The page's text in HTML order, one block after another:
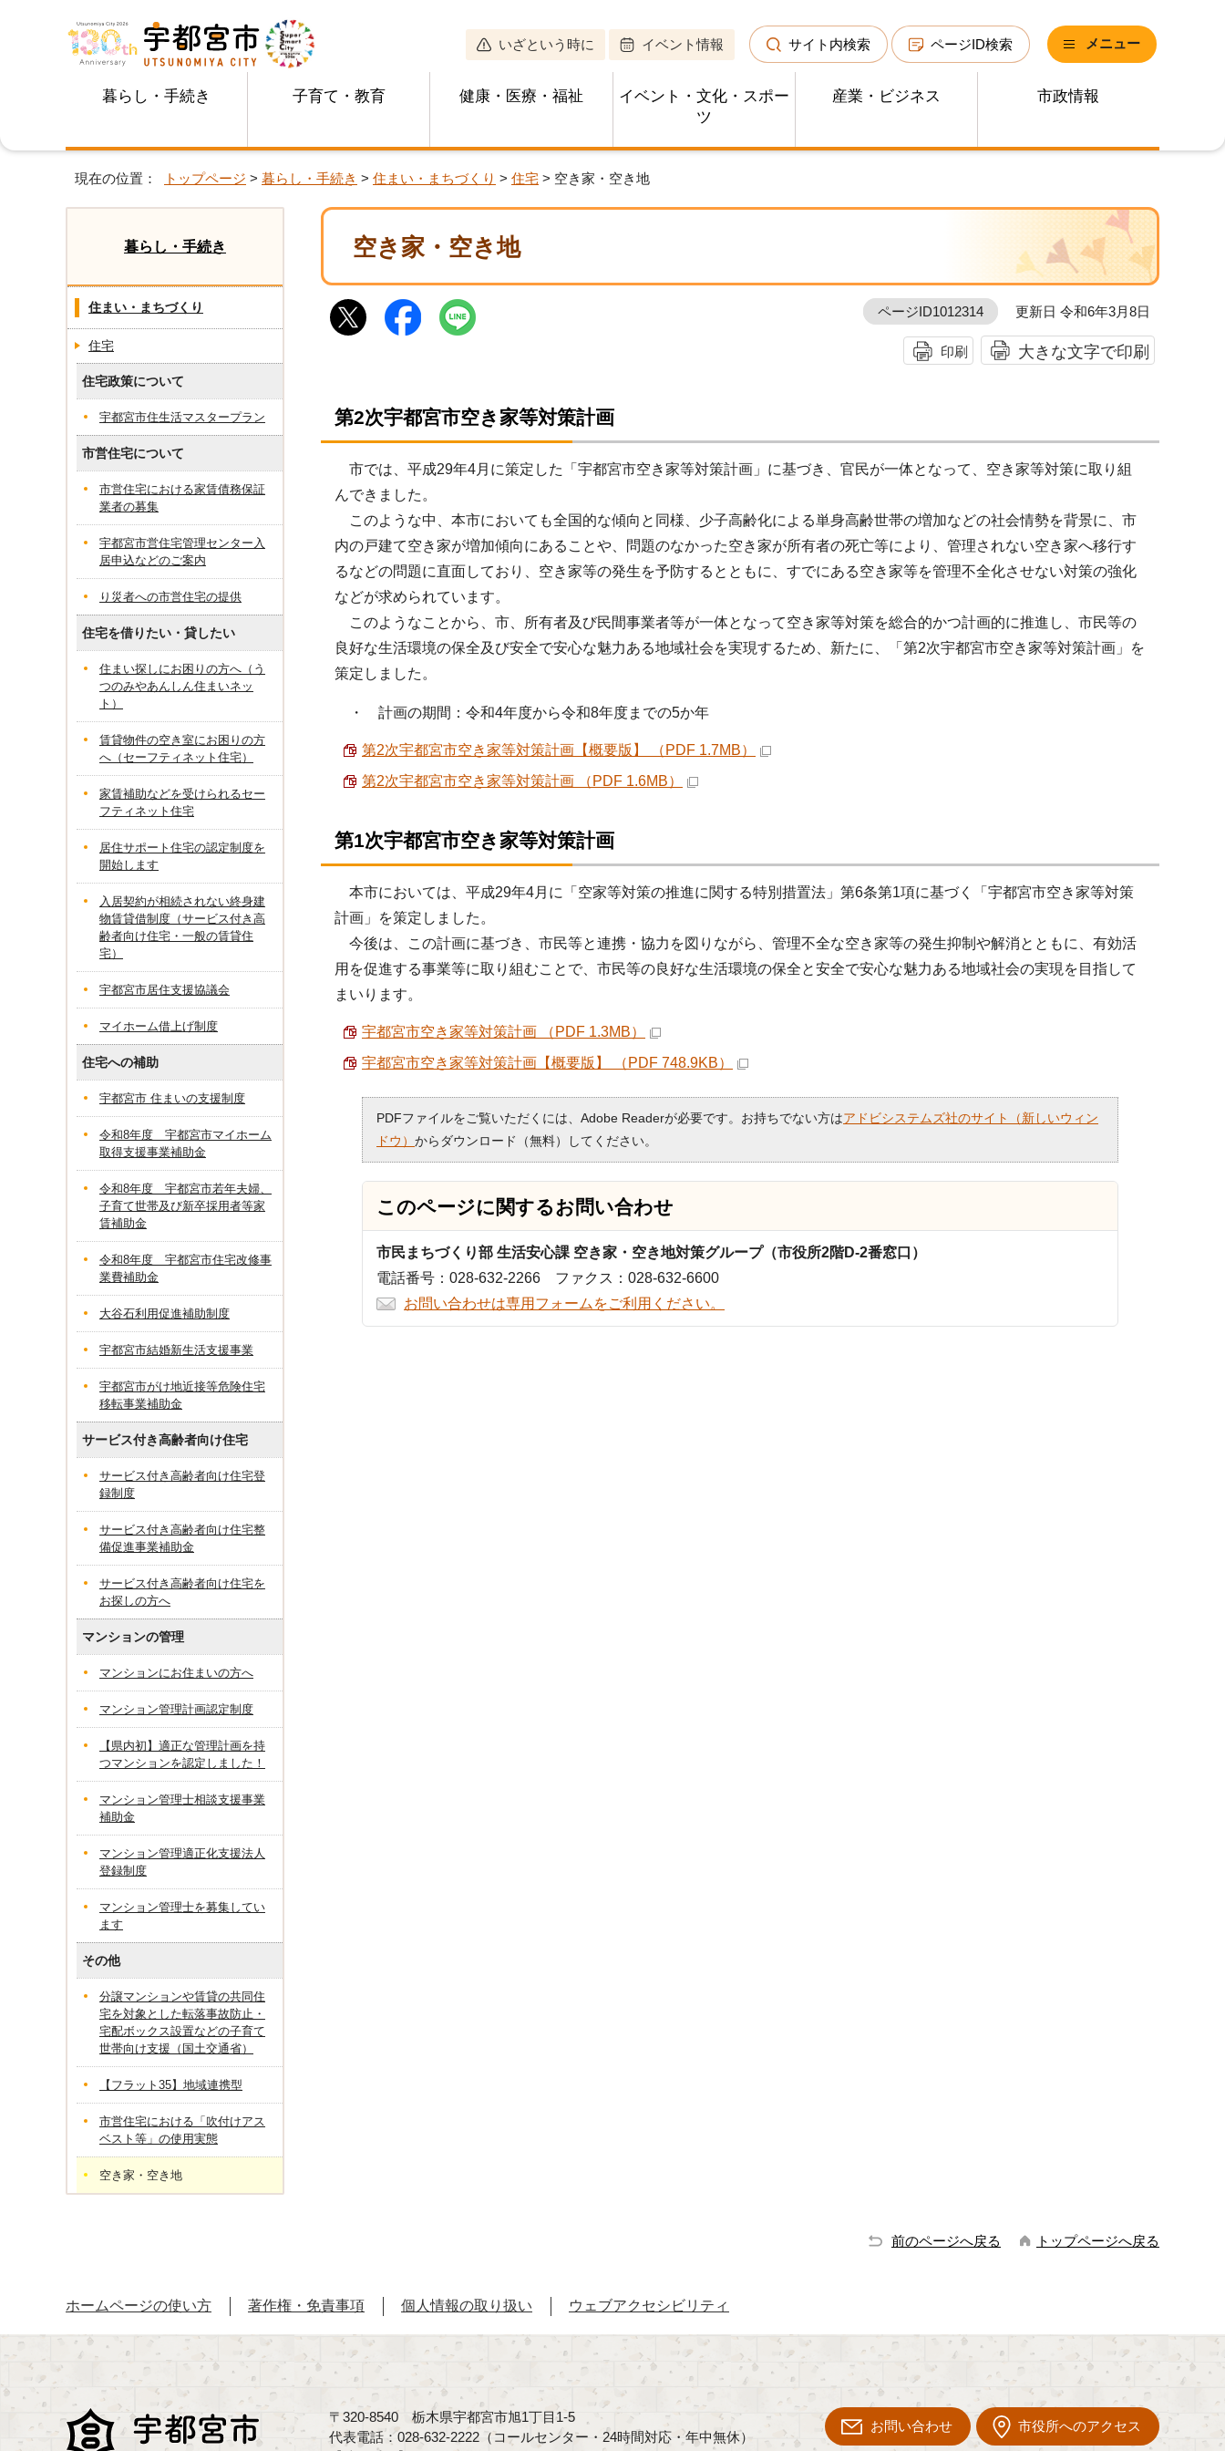
いざという時に イベント情報 サイト内検索 ページID検索 メニュー
暮らし・手続き 子育て・教育 健康・医療・福祉
イベント・文化・スポー
ツ
産業・ビジネス 市政情報
現在の位置： トップページ > 暮らし・手続き > 住まい・まちづくり > 住宅 > 空き家・空き地
空き家・空き地
ページID1012314 更新日 令和6年3月8日
印刷 大きな文字で印刷
第2次宇都宮市空き家等対策計画
市では、平成29年4月に策定した「宇都宮市空き家等対策計画」に基づき、官民が一体となって、空き家等対策に取り組
んできました。
このような中、本市においても全国的な傾向と同様、少子高齢化による単身高齢世帯の増加などの社会情勢を背景に、市
内の戸建て空き家が増加傾向にあることや、問題のなかった空き家が所有者の死亡等により、管理されない空き家へ移行す
るなどの問題に直面しており、空き家等の発生を予防するとともに、すでにある空き家等を管理不全化させない対策の強化
などが求められています。
このようなことから、市、所有者及び民間事業者等が一体となって空き家等対策を総合的かつ計画的に推進し、市民等の
良好な生活環境の保全及び安全で安心な魅力ある地域社会を実現するため、新たに、「第2次宇都宮市空き家等対策計画」を
策定しました。
・ 計画の期間：令和4年度から令和8年度までの5か年
第2次宇都宮市空き家等対策計画【概要版】 （PDF 1.7MB）
第2次宇都宮市空き家等対策計画 （PDF 1.6MB）
第1次宇都宮市空き家等対策計画
本市においては、平成29年4月に「空家等対策の推進に関する特別措置法」第6条第1項に基づく「宇都宮市空き家等対策
計画」を策定しました。
今後は、この計画に基づき、市民等と連携・協力を図りながら、管理不全な空き家等の発生抑制や解消とともに、有効活
用を促進する事業等に取り組むことで、市民等の良好な生活環境の保全と安全で安心な魅力ある地域社会の実現を目指して
まいります。
宇都宮市空き家等対策計画 （PDF 1.3MB）
宇都宮市空き家等対策計画【概要版】 （PDF 748.9KB）
PDFファイルをご覧いただくには、Adobe Readerが必要です。お持ちでない方はアドビシステムズ社のサイト（新しいウィン
ドウ） からダウンロード（無料）してください。
このページに関するお問い合わせ
市民まちづくり部 生活安心課 空き家・空き地対策グループ（市役所2階D-2番窓口）
電話番号：028-632-2266 ファクス：028-632-6600
お問い合わせは専用フォームをご利用ください。
暮らし・手続き
住まい・まちづくり
住宅
住宅政策について
宇都宮市住生活マスタープラン
市営住宅について
市営住宅における家賃債務保証
業者の募集
宇都宮市営住宅管理センター入
居申込などのご案内
り災者への市営住宅の提供
住宅を借りたい・貸したい
住まい探しにお困りの方へ（う
つのみやあんしん住まいネッ
ト）
賃貸物件の空き室にお困りの方
へ（セーフティネット住宅）
家賃補助などを受けられるセー
フティネット住宅
居住サポート住宅の認定制度を
開始します
入居契約が相続されない終身建
物賃貸借制度（サービス付き高
齢者向け住宅・一般の賃貸住
宅）
宇都宮市居住支援協議会
マイホーム借上げ制度
住宅への補助
宇都宮市 住まいの支援制度
令和8年度 宇都宮市マイホーム
取得支援事業補助金
令和8年度 宇都宮市若年夫婦、
子育て世帯及び新卒採用者等家
賃補助金
令和8年度 宇都宮市住宅改修事
業費補助金
大谷石利用促進補助制度
宇都宮市結婚新生活支援事業
宇都宮市がけ地近接等危険住宅
移転事業補助金
サービス付き高齢者向け住宅
サービス付き高齢者向け住宅登
録制度
サービス付き高齢者向け住宅整
備促進事業補助金
サービス付き高齢者向け住宅を
お探しの方へ
マンションの管理
マンションにお住まいの方へ
マンション管理計画認定制度
【県内初】適正な管理計画を持
つマンションを認定しました！
マンション管理士相談支援事業
補助金
マンション管理適正化支援法人
登録制度
マンション管理士を募集してい
ます
その他
分譲マンションや賃貸の共同住
宅を対象とした転落事故防止・
宅配ボックス設置などの子育て
世帯向け支援（国土交通省）
【フラット35】地域連携型
市営住宅における「吹付けアス
ベスト等」の使用実態
空き家・空き地
前のページへ戻る トップページへ戻る
ホームページの使い方 著作権・免責事項 個人情報の取り扱い ウェブアクセシビリティ
〒320-8540 栃木県宇都宮市旭1丁目1-5
代表電話：028-632-2222（コールセンター・24時間対応・年中無休）
お問い合わせ 市役所へのアクセス